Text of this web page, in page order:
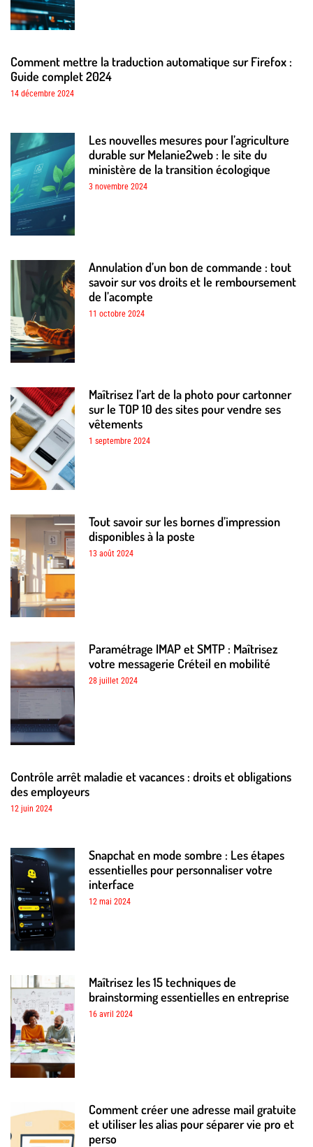
Comment mettre la traduction automatique sur Firefox :
Guide complet 2024
14 décembre 2024
Les nouvelles mesures pour l’agriculture
durable sur Melanie2web : le site du
ministère de la transition écologique
3 novembre 2024
Annulation d’un bon de commande : tout
savoir sur vos droits et le remboursement
de l’acompte
11 octobre 2024
Maîtrisez l’art de la photo pour cartonner
sur le TOP 10 des sites pour vendre ses
vêtements
1 septembre 2024
Tout savoir sur les bornes d’impression
disponibles à la poste
13 août 2024
Paramétrage IMAP et SMTP : Maîtrisez
votre messagerie Créteil en mobilité
28 juillet 2024
Contrôle arrêt maladie et vacances : droits et obligations
des employeurs
12 juin 2024
Snapchat en mode sombre : Les étapes
essentielles pour personnaliser votre
interface
12 mai 2024
Maîtrisez les 15 techniques de
brainstorming essentielles en entreprise
16 avril 2024
Comment créer une adresse mail gratuite
et utiliser les alias pour séparer vie pro et
perso